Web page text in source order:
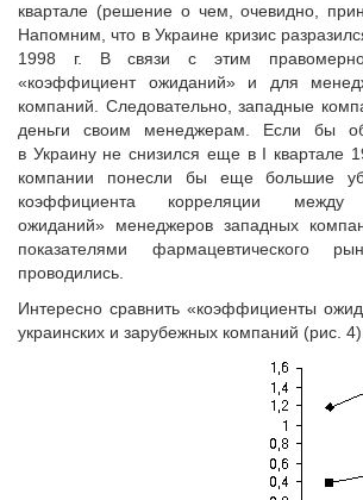
квартале (решение о чем, очевидно,
Напомним, что в Украине кризис
1998 г. В связи с этим правомерно
«коэффициент ожиданий» и для
компаний. Следовательно, западные
деньги своим менеджерам. Если бы
в Украину не снизился еще в I квартале
компании понесли бы еще большие
коэффициента корреляции между
ожиданий» менеджеров западных
показателями фармацевтического
проводились.
Интересно сравнить «коэффициенты
украинских и зарубежных компаний (рис. 4).